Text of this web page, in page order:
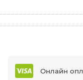
Онлайн